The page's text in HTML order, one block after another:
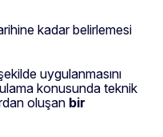
kadar belirlemesi
uygulanmasını
konusunda teknik
oluşan bir